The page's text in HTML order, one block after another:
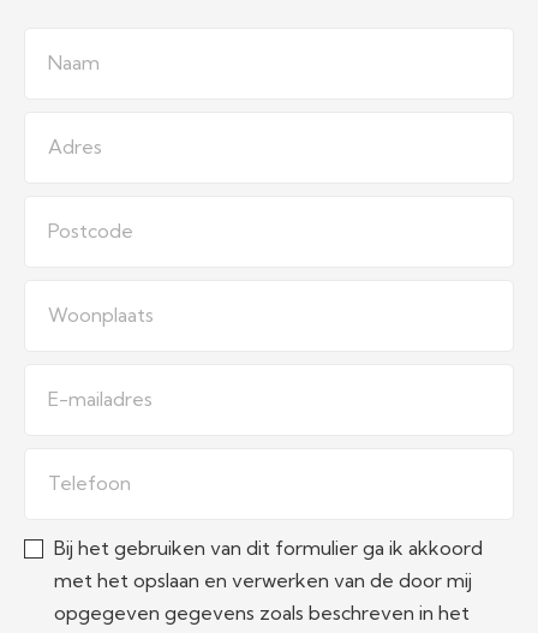
Naam
Adres
Postcode
Woonplaats
E-mailadres
Telefoon
Bij het gebruiken van dit formulier ga ik akkoord
met het opslaan en verwerken van de door mij
opgegeven gegevens zoals beschreven in het